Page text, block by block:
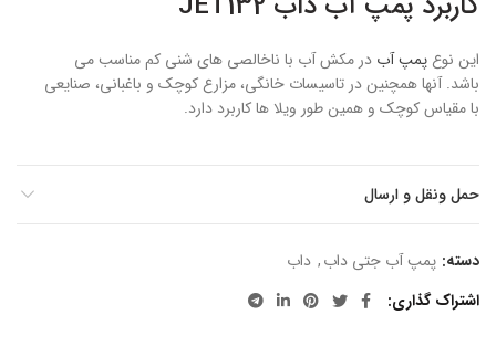
این نوع پمپ آب در مکش آب با ناخالصی های شنی کم مناسب می
باشد. آنها همچنین در تاسیسات خانگی، مزارع کوچک و باغبانی، صنایعی
با مقیاس کوچک و همین طور ویلا ها کاربرد دارد.
حمل ونقل و ارسال
دسته: پمپ آب جتی داب, داب
اشتراک گذاری